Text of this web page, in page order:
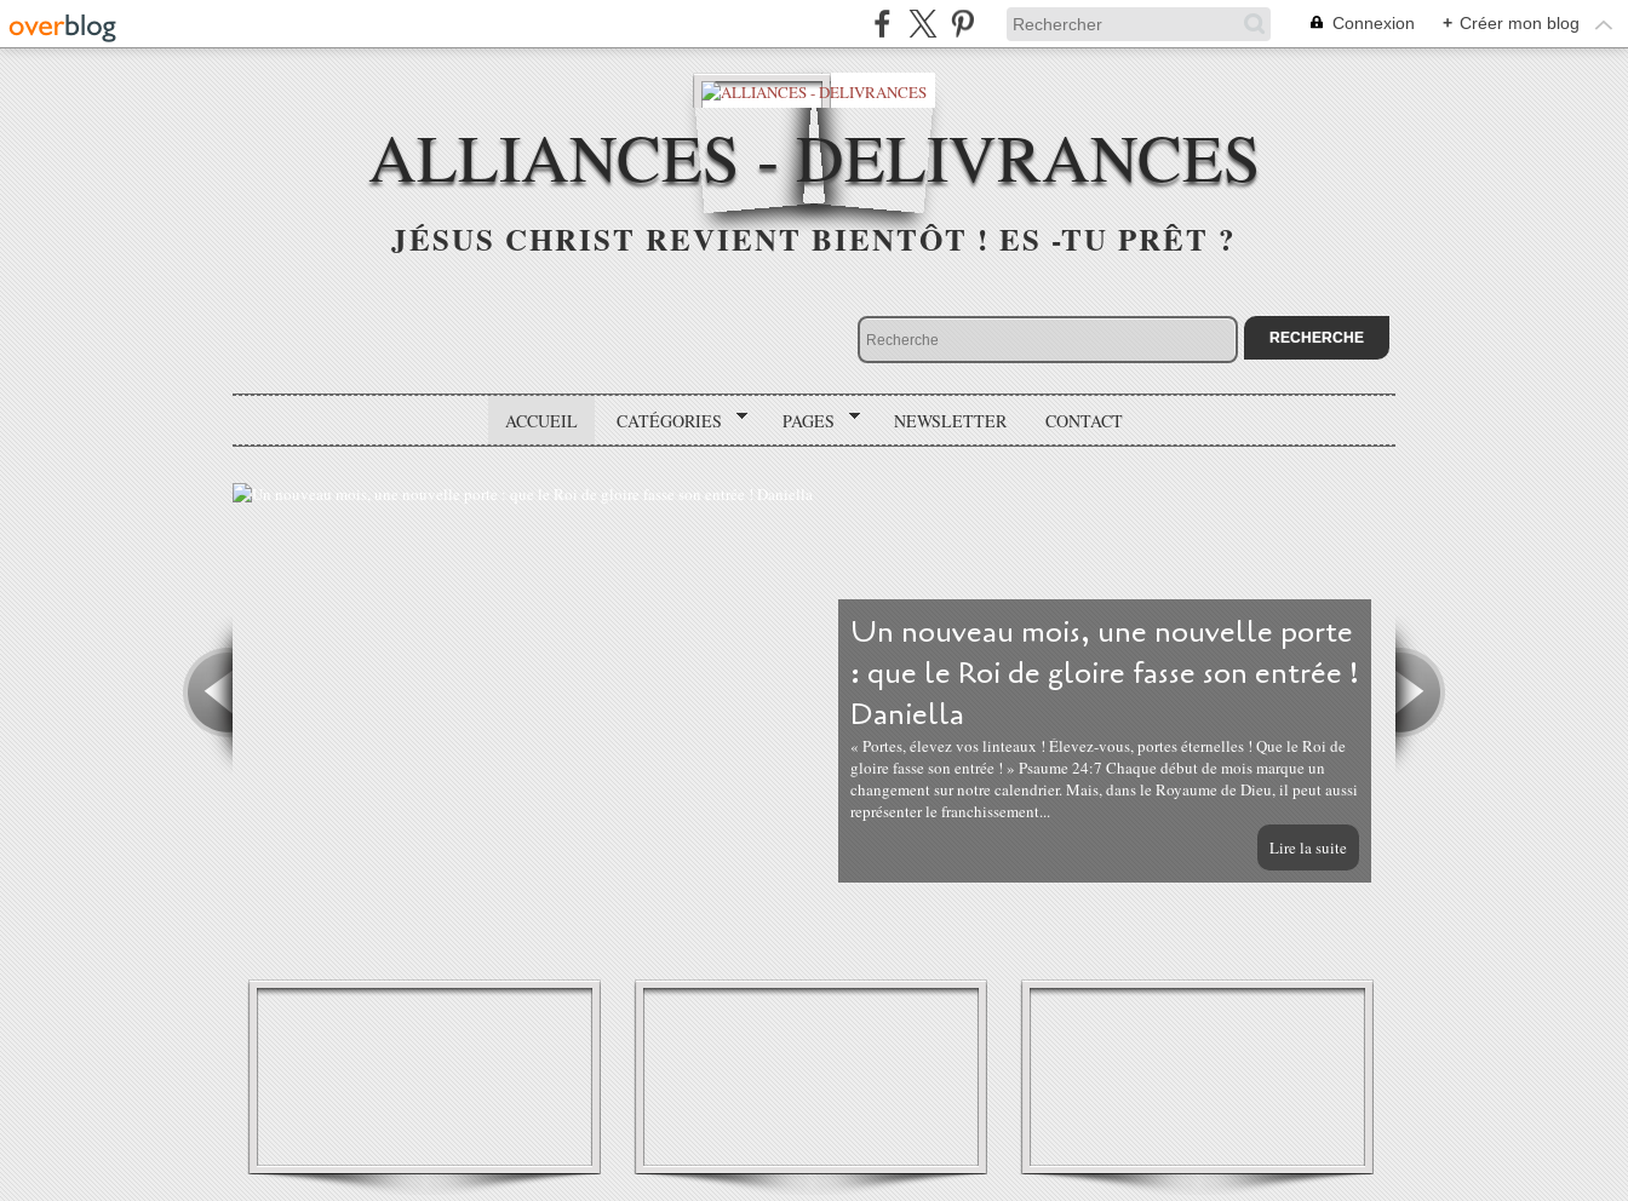
Connexion + Créer mon blog
ALLIANCES - DELIVRANCES
JÉSUS CHRIST REVIENT BIENTÔT ! ES -TU PRÊT ?
ACCUEIL CATÉGORIES PAGES NEWSLETTER CONTACT
Un nouveau mois, une nouvelle porte
: que le Roi de gloire fasse son entrée !
Daniella
« Portes, élevez vos linteaux ! Élevez-vous, portes éternelles ! Que le Roi de
gloire fasse son entrée ! » Psaume 24:7 Chaque début de mois marque un
changement sur notre calendrier. Mais, dans le Royaume de Dieu, il peut aussi
représenter le franchissement...
Lire la suite